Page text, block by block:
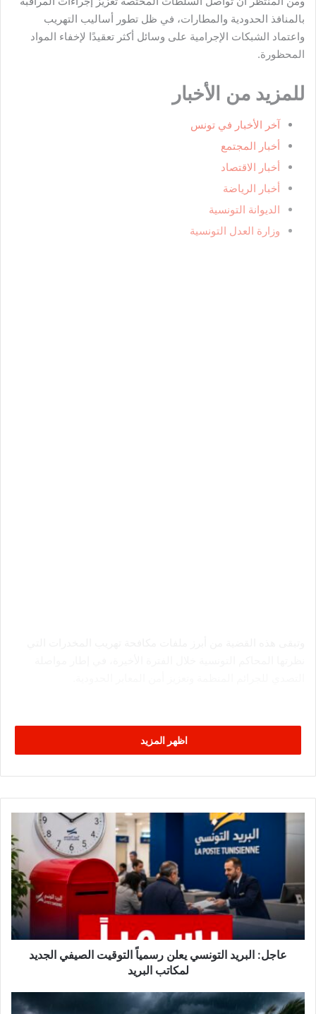
بالمنافذ الحدودية والمطارات، في ظل تطور أساليب التهريب
واعتماد الشبكات الإجرامية على وسائل أكثر تعقيدًا لإخفاء المواد
المحظورة.
للمزيد من الأخبار
آخر الأخبار في تونس
أخبار المجتمع
أخبار الاقتصاد
أخبار الرياضة
الديوانة التونسية
وزارة العدل التونسية
اظهر المزيد
ل
ب
ر
ل
عاجل: البريد التونسي يعلن رسمياً التوقيت الصيفي الجديد
لمكاتب البريد
ع